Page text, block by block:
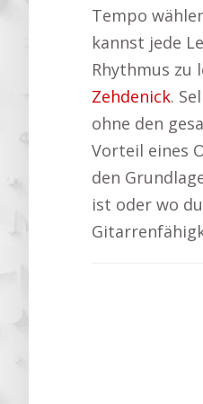
Tempo
kannst jede
Rhythmus zu
Zehdenick.
ohne den
Vorteil eines
den
ist oder wo